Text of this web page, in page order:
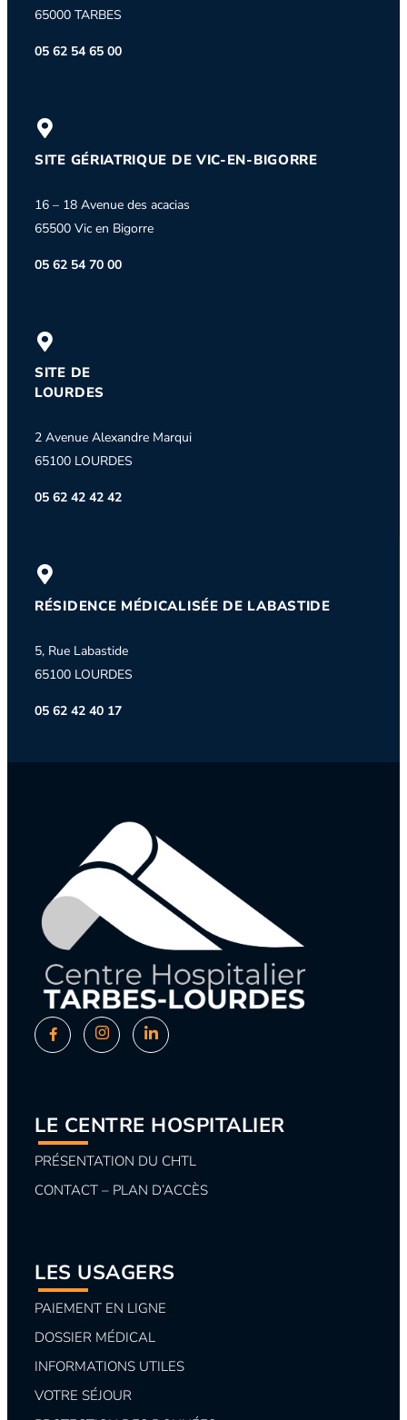
65000 TARBES
05 62 54 65 00
SITE GÉRIATRIQUE DE VIC-EN-BIGORRE
16 – 18 Avenue des acacias
65500 Vic en Bigorre
05 62 54 70 00
SITE DE
LOURDES
2 Avenue Alexandre Marqui
65100 LOURDES
05 62 42 42 42
RÉSIDENCE MÉDICALISÉE DE LABASTIDE
5, Rue Labastide
65100 LOURDES
05 62 42 40 17
LE CENTRE HOSPITALIER
PRÉSENTATION DU CHTL
CONTACT – PLAN D’ACCÈS
LES USAGERS
PAIEMENT EN LIGNE
DOSSIER MÉDICAL
INFORMATIONS UTILES
VOTRE SÉJOUR